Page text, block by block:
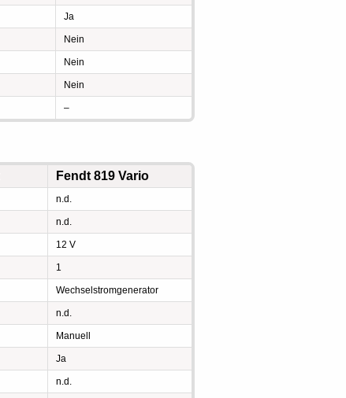
Ja
Nein
Nein
Nein
–
Fendt 819 Vario
n.d.
n.d.
12 V
1
Wechselstromgenerator
n.d.
Manuell
Ja
n.d.